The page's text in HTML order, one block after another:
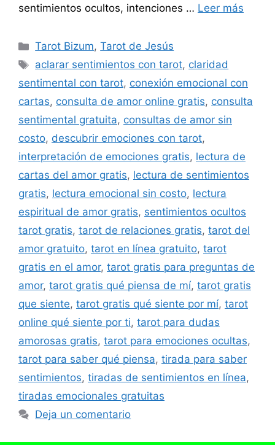
sentimientos ocultos, intenciones … Leer más
Categorías
Tarot Bizum,Tarot de Jesús
Etiquetas
aclarar sentimientos con tarot, claridad
sentimental con tarot, conexión emocional con
cartas, consulta de amor online gratis, consulta
sentimental gratuita, consultas de amor sin
costo, descubrir emociones con tarot,
interpretación de emociones gratis, lectura de
cartas del amor gratis, lectura de sentimientos
gratis, lectura emocional sin costo, lectura
espiritual de amor gratis, sentimientos ocultos
tarot gratis, tarot de relaciones gratis, tarot del
amor gratuito, tarot en línea gratuito, tarot
gratis en el amor, tarot gratis para preguntas de
amor, tarot gratis qué piensa de mí, tarot gratis
que siente, tarot gratis qué siente por mí, tarot
online qué siente por ti, tarot para dudas
amorosas gratis, tarot para emociones ocultas,
tarot para saber qué piensa, tirada para saber
sentimientos, tiradas de sentimientos en línea,
tiradas emocionales gratuitas
Deja un comentario